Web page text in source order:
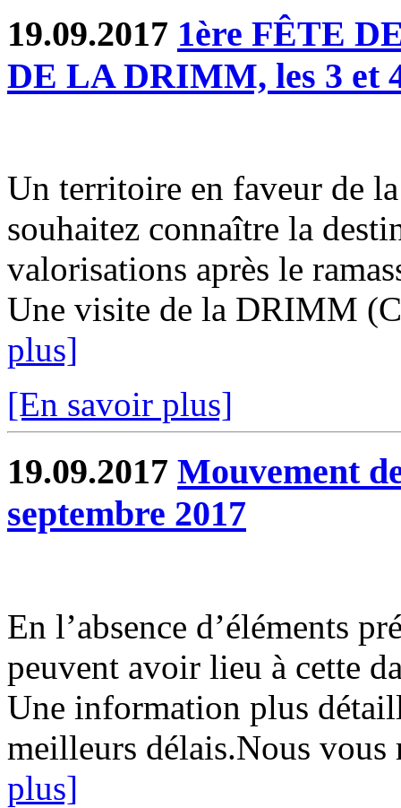
19.09.2017 1ère FÊTE
DE LA DRIMM, les 3 et
Un territoire en faveur de
souhaitez connaître la
valorisations après le
Une visite de la DRIMM
plus]
[En savoir plus]
19.09.2017 Mouvement
septembre 2017
En l’absence d’éléments
peuvent avoir lieu à cette
Une information plus
meilleurs délais.Nous vous
plus]